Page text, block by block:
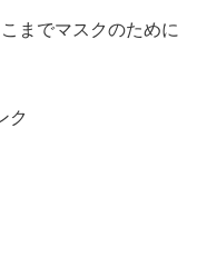
までマスクのために
ク